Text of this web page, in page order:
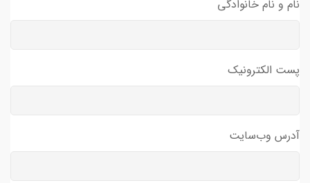
نام و نام خانوادگی
پست الکترونیک
آدرس وب‌سایت